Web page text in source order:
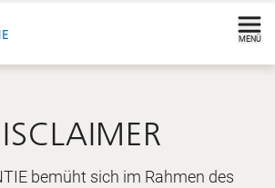
MENÜ
bemüht sich im Rahmen des